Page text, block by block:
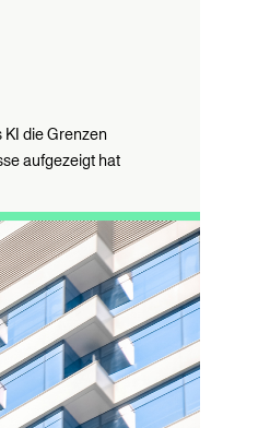
die Grenzen
aufgezeigt hat